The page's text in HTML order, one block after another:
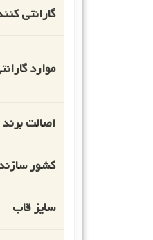
گارانتی
موارد
اصالت برند
کشور
سایز قاب